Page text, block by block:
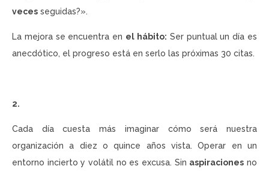
veces seguidas?».
La mejora se encuentra en el hábito: Ser puntual un día es
anecdótico, el progreso está en serlo las próximas 30 citas.
2.
Cada día cuesta más imaginar cómo será nuestra
organización a diez o quince años vista. Operar en un
entorno incierto y volátil no es excusa. Sin aspiraciones no